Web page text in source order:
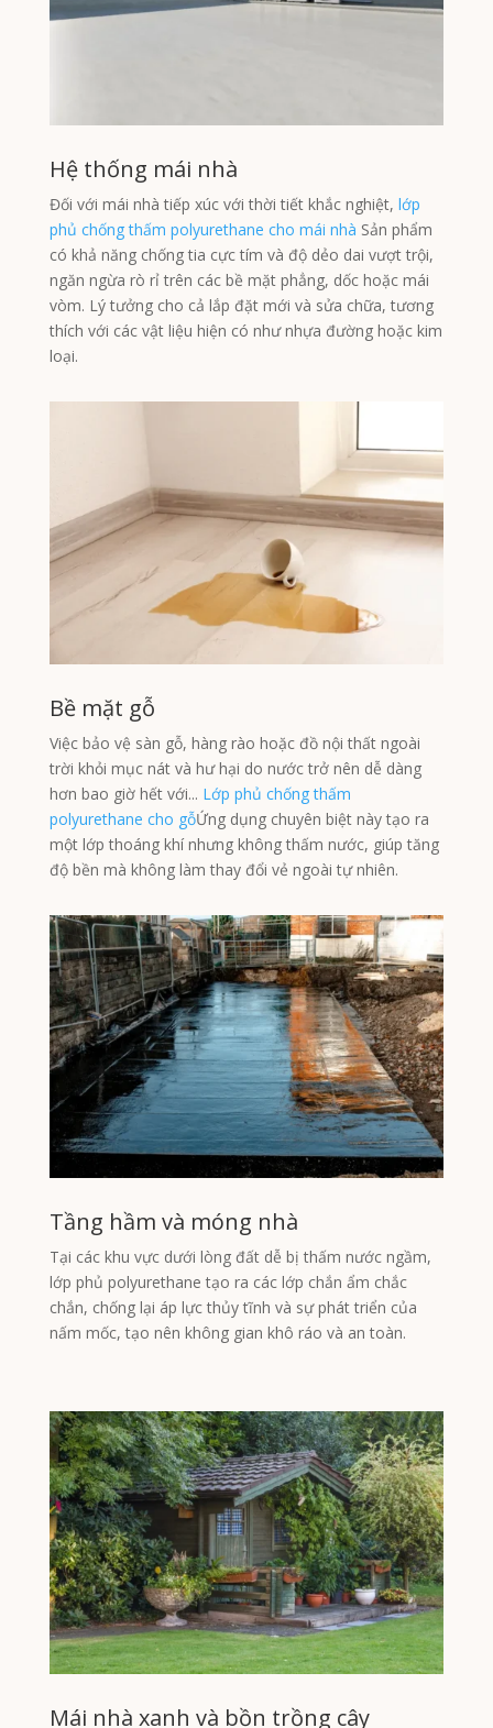
Hệ thống mái nhà
Đối với mái nhà tiếp xúc với thời tiết khắc nghiệt, lớp
phủ chống thấm polyurethane cho mái nhà Sản phẩm
có khả năng chống tia cực tím và độ dẻo dai vượt trội,
ngăn ngừa rò rỉ trên các bề mặt phẳng, dốc hoặc mái
vòm. Lý tưởng cho cả lắp đặt mới và sửa chữa, tương
thích với các vật liệu hiện có như nhựa đường hoặc kim
loại.
Bề mặt gỗ
Việc bảo vệ sàn gỗ, hàng rào hoặc đồ nội thất ngoài
trời khỏi mục nát và hư hại do nước trở nên dễ dàng
hơn bao giờ hết với... Lớp phủ chống thấm
polyurethane cho gỗỨng dụng chuyên biệt này tạo ra
một lớp thoáng khí nhưng không thấm nước, giúp tăng
độ bền mà không làm thay đổi vẻ ngoài tự nhiên.
Tầng hầm và móng nhà
Tại các khu vực dưới lòng đất dễ bị thấm nước ngầm,
lớp phủ polyurethane tạo ra các lớp chắn ẩm chắc
chắn, chống lại áp lực thủy tĩnh và sự phát triển của
nấm mốc, tạo nên không gian khô ráo và an toàn.
Mái nhà xanh và bồn trồng cây